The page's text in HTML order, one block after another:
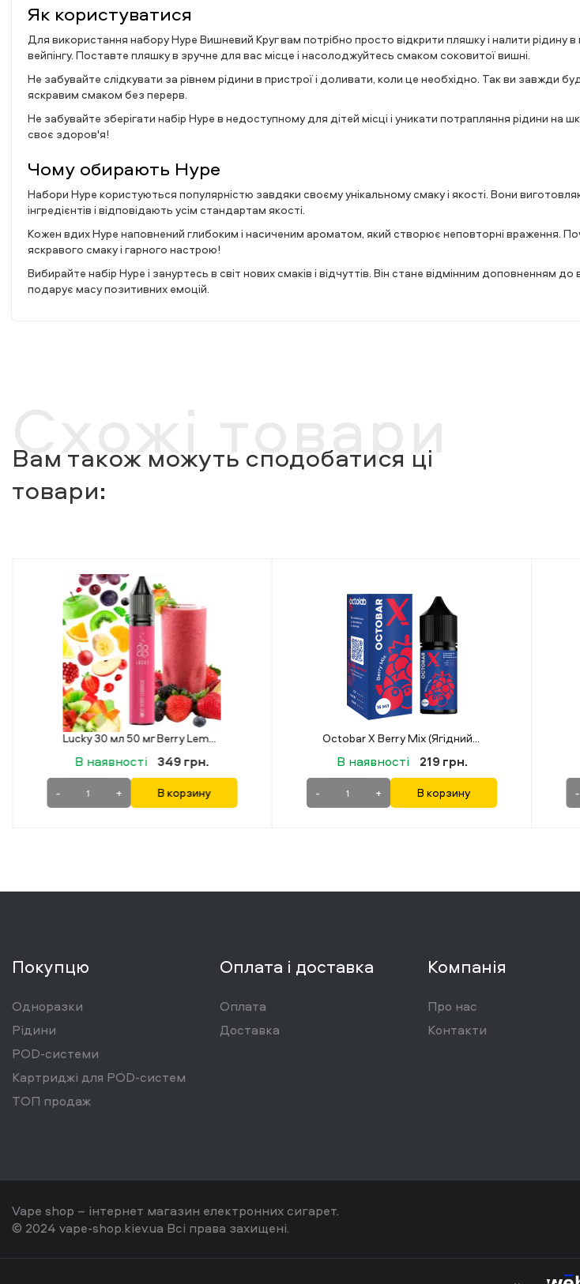
Як користуватися
Для використання набору Hype Вишневий Круг вам потрібно просто відкрити пляшку і налити рідину
вейпінгу. Поставте пляшку в зручне для вас місце і насолоджуйтесь смаком соковитої вишні.
Не забувайте слідкувати за рівнем рідини в пристрої і доливати, коли це необхідно. Так ви завжди
яскравим смаком без перерв.
Не забувайте зберігати набір Hype в недоступному для дітей місці і уникати потрапляння рідини на
своє здоров'я!
Чому обирають Hype
Набори Hype користуються популярністю завдяки своєму унікальному смаку і якості. Вони
інгредієнтів і відповідають усім стандартам якості.
Кожен вдих Hype наповнений глибоким і насиченим ароматом, який створює неповторні враження.
яскравого смаку і гарного настрою!
Вибирайте набір Hype і зануртесь в світ нових смаків і відчуттів. Він стане відмінним доповненням
подарує масу позитивних емоцій.
Схожі товари
Вам також можуть сподобатися ці
товари:
В наявності 219 грн.
- + В корзину
Flavorlab Rainberry Ice Mint (Льодяна М'ята) 30 мл 50 мг
В наявності 499 грн.
+ В корзину -
Покупцю
Одноразки
Рідини
POD-системи
Картриджі для POD-систем
ТОП продаж
Оплата і доставка
Оплата
Доставка
Компанія
Про нас
Контакти
Vape shop – інтернет магазин електронних сигарет.
© 2024 vape-shop.kiev.ua Всі права захищені.